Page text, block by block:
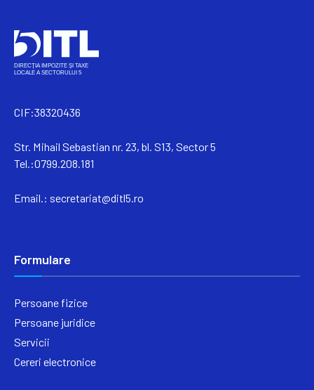
CIF:38320436
Str. Mihail Sebastian nr. 23, bl. S13, Sector 5
Tel.:0799.208.181
Email.: secretariat@ditl5.ro
Formulare
Persoane fizice
Persoane juridice
Servicii
Cereri electronice